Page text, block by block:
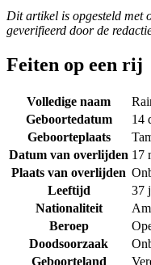
Dit artikel is opgesteld met
geverifieerd door de
Feiten op een rij
Volledige naam
Geboortedatum
14
Geboorteplaats
Datum van overlijden 17
Plaats van overlijden
Leeftijd
37
Nationaliteit
Beroep
Doodsoorzaak
Geboorteland